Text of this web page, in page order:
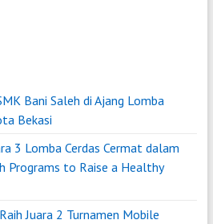
Bani Saleh di Ajang Lomba
Bekasi
3 Lomba Cerdas Cermat dalam
Programs to Raise a Healthy
Juara 2 Turnamen Mobile